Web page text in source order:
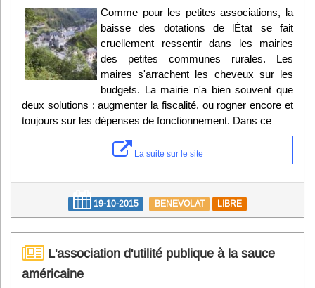
Comme pour les petites associations, la
baisse des dotations de lÉtat se fait
cruellement ressentir dans les mairies
des petites communes rurales. Les
maires s'arrachent les cheveux sur les
budgets. La mairie n'a bien souvent que
deux solutions : augmenter la fiscalité, ou rogner encore et
toujours sur les dépenses de fonctionnement. Dans ce
La suite sur le site
19-10-2015 BENEVOLAT LIBRE
L'association d'utilité publique à la sauce
américaine